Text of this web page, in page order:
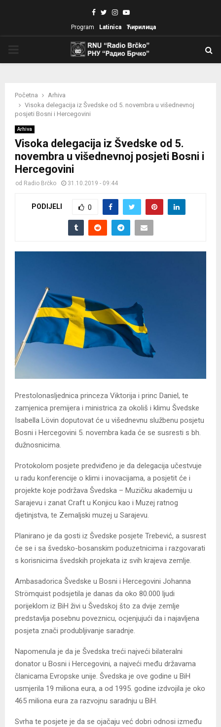
Facebook
TwitterInstagram
Youtube
Program Latinica Ћирилица
Početna
Arhiva
Visoka delegacija iz Švedske od 5. novembra u višednevnoj
posjeti Bosni i Hercegovini
Arhiva
Visoka delegacija iz Švedske od 5.
novembra u višednevnoj posjeti Bosni i
Hercegovini
od Radio Brčko 31.10.2019 - 09:44
PODIJELI 0
Prestolonasljednica princeza Viktorija i princ Daniel, te
zamjenica premijera i ministrica za okoliš i klimu Švedske
Isabella Lövin doputovat će u višednevnu službenu posjetu
Bosni i Hercegovini 5. novembra kada će se susresti s bh.
dužnosnicima.
Protokolom posjete predviđeno je da delegacija učestvuje
u radu konferencije o klimi i inovacijama, a posjetit će i
projekte koje podržava Švedska – Muzičku akademiju u
Sarajevu i zanat Craft u Konjicu kao i Muzej ratnog
djetinjstva, te Zemaljski muzej u Sarajevu.
Planirano je da gosti iz Švedske posjete Trebević, a susrest
će se i sa švedsko-bosanskim poduzetnicima i razgovarati
s korisnicima švedskih projekata iz svih krajeva zemlje.
Ambasadorica Švedske u Bosni i Hercegovini Johanna
Strömquist podsjetila je danas da oko 80.000 ljudi
porijeklom iz BiH živi u Švedskoj što za dvije zemlje
predstavlja posebnu poveznicu, ocjenjujući da i najavljena
posjeta znači produbljivanje saradnje.
Napomenula je da je Švedska treći najveći bilateralni
donator u Bosni i Hercegovini, a najveći među državama
članicama Evropske unije. Švedska je ove godine u BiH
usmjerila 19 miliona eura, a od 1995. godine izdvojila je oko
465 miliona eura za razvojnu saradnju u BiH.
Svrha te posjete je da se ojačaju već dobri odnosi između